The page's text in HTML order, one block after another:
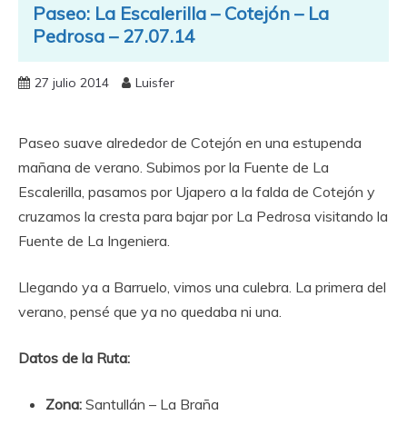
Paseo: La Escalerilla – Cotejón – La
Pedrosa – 27.07.14
27 julio 2014 Luisfer
Paseo suave alrededor de Cotejón en una estupenda
mañana de verano. Subimos por la Fuente de La
Escalerilla, pasamos por Ujapero a la falda de Cotejón y
cruzamos la cresta para bajar por La Pedrosa visitando la
Fuente de La Ingeniera.
Llegando ya a Barruelo, vimos una culebra. La primera del
verano, pensé que ya no quedaba ni una.
Datos de la Ruta:
Zona: Santullán – La Braña